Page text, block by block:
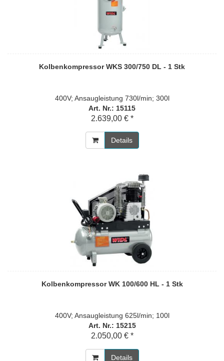
Kolbenkompressor WKS 300/750 DL - 1 Stk
400V; Ansaugleistung 730l/min; 300l
Art. Nr.: 15115
2.639,00 € *
Details
Kolbenkompressor WK 100/600 HL - 1 Stk
400V; Ansaugleistung 625l/min; 100l
Art. Nr.: 15215
2.050,00 € *
Details